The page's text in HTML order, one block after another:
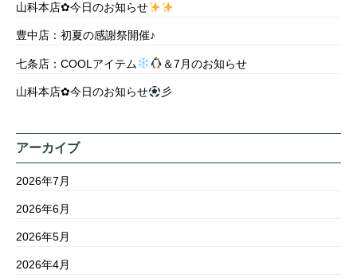
山科本店✿今日のお知らせ
豊中店：初夏の感謝祭開催♪
七条店：COOLアイテム ＆7月のお知らせ
山科本店✿今日のお知らせ 彡
アーカイブ
2026年7月
2026年6月
2026年5月
2026年4月